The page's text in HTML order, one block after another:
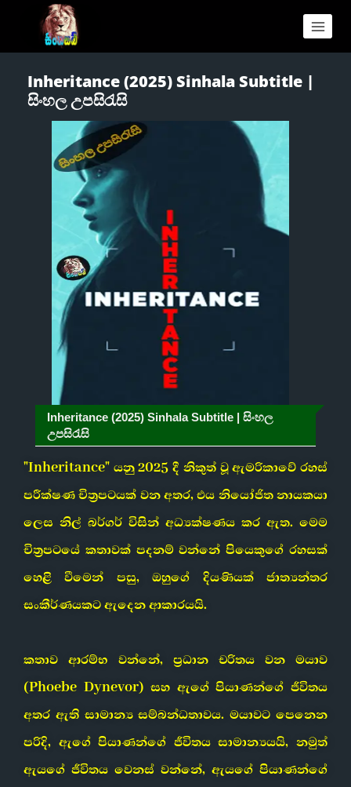
Inheritance (2025) Sinhala Subtitle |
සිංහල උපසිරැසි
Inheritance (2025) Sinhala Subtitle | සිංහල
උපසිරැසි
"Inheritance" යනු 2025 දී නිකුත් වූ ඇමරිකාවේ රහස්
පරීක්ෂණ චිත්‍රපටයක් වන අතර, එය නියෝජිත නායකයා
ලෙස නිල් බර්ගර් විසින් අධ්‍යක්ෂණය කර ඇත. මෙම
චිත්‍රපටයේ කතාවක් පදනම් වන්නේ පියෙකුගේ රහසක්
හෙළි වීමෙන් පසු, ඔහුගේ දියණියක් ජාත්‍යන්තර
සංකීර්ණයකට ඇදෙන ආකාරයයි.
කතාව ආරම්භ වන්නේ, ප්‍රධාන චරිතය වන මයාව
(Phoebe Dynevor) සහ ඇගේ පියාණන්ගේ ජීවිතය
අතර ඇති සාමාන්‍ය සම්බන්ධතාවය. මයාවට පෙනෙන
පරිදි, ඇගේ පියාණන්ගේ ජීවිතය සාමාන්‍යයයි, නමුත්
ඇයගේ ජීවිතය වෙනස් වන්නේ, ඇයගේ පියාණන්ගේ